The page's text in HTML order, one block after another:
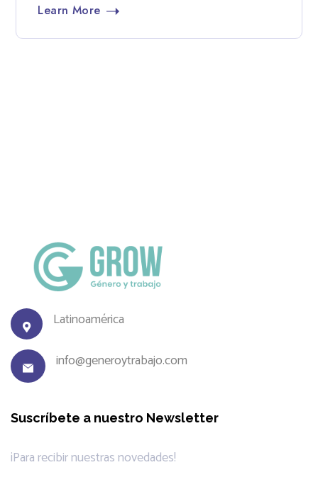
Learn More
Latinoamérica
info@generoytrabajo.com
Suscríbete a nuestro Newsletter
¡Para recibir nuestras novedades!